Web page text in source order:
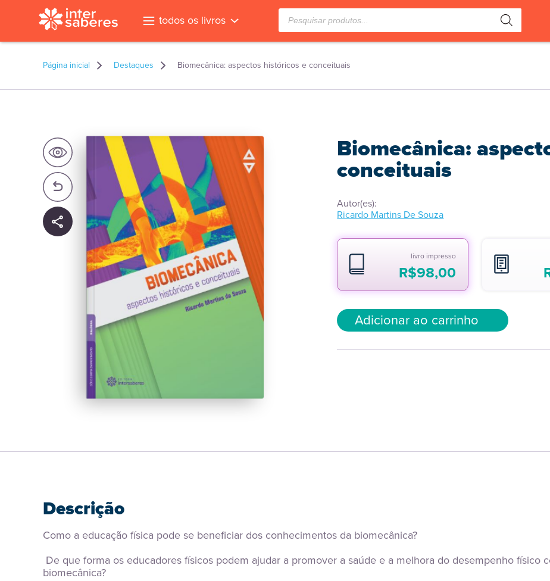
todos os livros Pesquisar
produtos
Página inicial Destaques Biomecânica: aspectos históricos e conceituais
Biomecânica:
conceituais
Autor(es):
Ricardo Martins De Souza
livro impresso
R$98,00
Adicionar ao carrinho
Descrição
Como a educação física pode se beneficiar dos conhecimentos da biomecânica?
biomecânica?